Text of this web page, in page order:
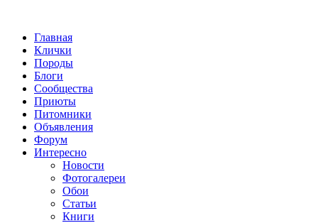
Главная
Клички
Породы
Блоги
Сообщества
Приюты
Питомники
Объявления
Форум
Интересно
Новости
Фотогалереи
Обои
Статьи
Книги